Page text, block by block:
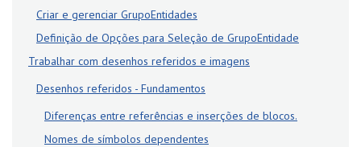
Criar e gerenciar GrupoEntidades
Definição de Opções para Seleção de GrupoEntidade
Trabalhar com desenhos referidos e imagens
Desenhos referidos - Fundamentos
Diferenças entre referências e inserções de blocos.
Nomes de símbolos dependentes